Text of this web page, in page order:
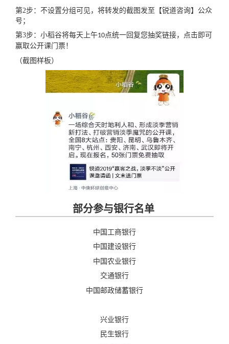
第2步：不设置分组可见，将转发的截图发至【锐道咨询】公众
号；
第3步：小稻谷将每天上午10点统一回复您抽奖链接，点击即可
赢取公开课门票！
（截图样板）
部分参与银行名单
中国工商银行
中国建设银行
中国农业银行
交通银行
中国邮政储蓄银行
兴业银行
民生银行